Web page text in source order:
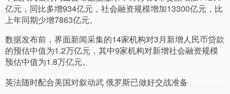
亿元，同比多增934亿元，社会融资规模增加13300亿元，比
上年同期少增7863亿元。
数据发布前，界面新闻采集的14家机构对3月新增人民币贷款
的预估中值为1.2万亿元，其中9家机构对新增社会融资规模
预估中值为1.8万亿元。
英法随时配合美国对叙动武 俄罗斯已做好交战准备